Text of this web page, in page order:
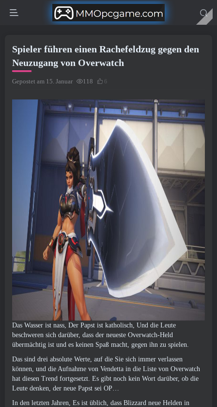
Spieler führen einen Rachefeldzug gegen den
Neuzugang von Overwatch
Gepostet am 15. Januar 118 6
Das Wasser ist nass, Der Papst ist katholisch, Und die Leute
beschweren sich darüber, dass der neueste Overwatch-Held
übermächtig ist und es keinen Spaß macht, gegen ihn zu spielen.
Das sind drei absolute Werte, auf die Sie sich immer verlassen
können, und die Aufnahme von Vendetta in die Liste von Overwatch
hat diesen Trend fortgesetzt. Es gibt noch kein Wort darüber, ob die
Leute denken, der neue Papst sei OP…
In den letzten Jahren, Es ist üblich, dass Blizzard neue Helden in